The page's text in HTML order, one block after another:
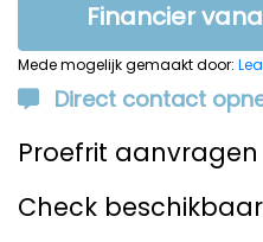
Financier
Mede mogelijk gemaakt door:
Direct contact
Proefrit aanvragen
Check